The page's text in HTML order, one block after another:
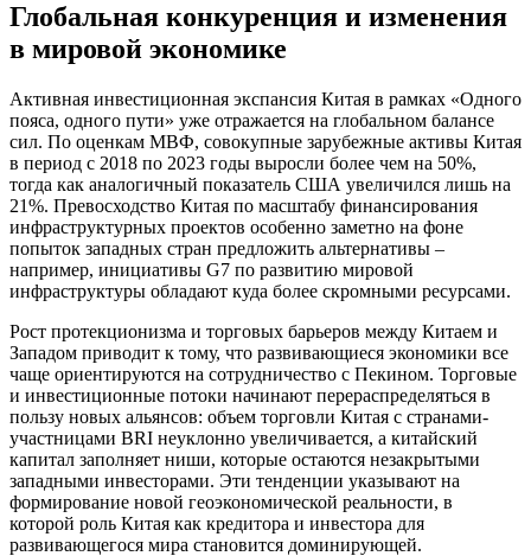
Глобальная конкуренция и изменения
в мировой экономике
Активная инвестиционная экспансия Китая в рамках «Одного
пояса, одного пути» уже отражается на глобальном балансе
сил. По оценкам МВФ, совокупные зарубежные активы Китая
в период с 2018 по 2023 годы выросли более чем на 50%,
тогда как аналогичный показатель США увеличился лишь на
21%. Превосходство Китая по масштабу финансирования
инфраструктурных проектов особенно заметно на фоне
попыток западных стран предложить альтернативы –
например, инициативы G7 по развитию мировой
инфраструктуры обладают куда более скромными ресурсами.
Рост протекционизма и торговых барьеров между Китаем и
Западом приводит к тому, что развивающиеся экономики все
чаще ориентируются на сотрудничество с Пекином. Торговые
и инвестиционные потоки начинают перераспределяться в
пользу новых альянсов: объем торговли Китая с странами-
участницами BRI неуклонно увеличивается, а китайский
капитал заполняет ниши, которые остаются незакрытыми
западными инвесторами. Эти тенденции указывают на
формирование новой геоэкономической реальности, в
которой роль Китая как кредитора и инвестора для
развивающегося мира становится доминирующей.